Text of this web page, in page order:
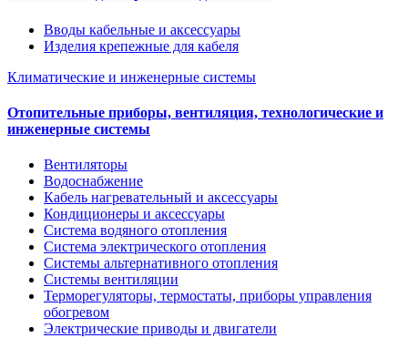
Вводы кабельные и аксессуары
Изделия крепежные для кабеля
Климатические и инженерные системы
Отопительные приборы, вентиляция, технологические и
инженерные системы
Вентиляторы
Водоснабжение
Кабель нагревательный и аксессуары
Кондиционеры и аксессуары
Система водяного отопления
Система электрического отопления
Системы альтернативного отопления
Системы вентиляции
Терморегуляторы, термостаты, приборы управления
обогревом
Электрические приводы и двигатели